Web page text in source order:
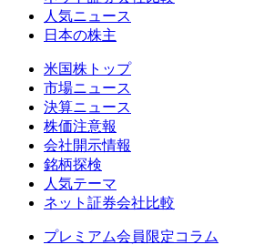
人気ニュース
日本の株主
米国株トップ
市場ニュース
決算ニュース
株価注意報
会社開示情報
銘柄探検
人気テーマ
ネット証券会社比較
プレミアム会員限定コラム